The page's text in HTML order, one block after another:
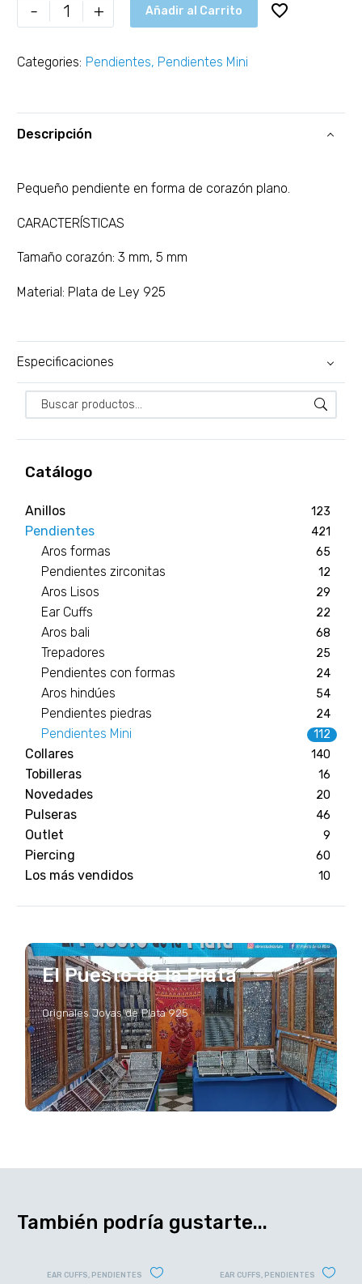
Catálogo
Anillos 123
Pendientes 421
Aros formas 65
Pendientes zirconitas 12
Aros Lisos 29
Ear Cuffs 22
Aros bali 68
Trepadores 25
Pendientes con formas 24
Aros hindúes 54
Pendientes piedras 24
Pendientes Mini 112
Collares 140
Tobilleras 16
Novedades 20
Pulseras 46
Outlet 9
Piercing 60
Los más vendidos 10
El Puesto de la Plata
Orignales Joyas de Plata 925
- + Añadir al Carrito
Categories: Pendientes, Pendientes Mini
Descripción
Pequeño pendiente en forma de corazón plano.
CARACTERÍSTICAS
Tamaño corazón: 3 mm, 5 mm
Material: Plata de Ley 925
Especificaciones
También podría gustarte...
EAR CUFFS PENDIENTES EAR CUFFS PENDIENTES